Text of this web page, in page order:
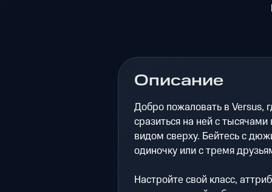
Описание
Добро пожаловать в Versus,
сразиться на ней с
видом сверху. Бейтесь с
одиночку или с тремя
Настройте свой класс,